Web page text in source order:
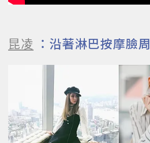
昆凌 ：沿著淋巴按摩臉周